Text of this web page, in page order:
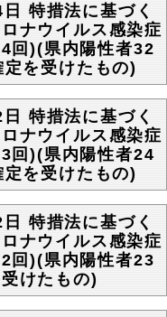
特措法に基づく
ナウイルス感染症
回)(県内陽性者32
を受けたもの)
特措法に基づく
ナウイルス感染症
回)(県内陽性者24
を受けたもの)
特措法に基づく
ナウイルス感染症
回)(県内陽性者23
けたもの)